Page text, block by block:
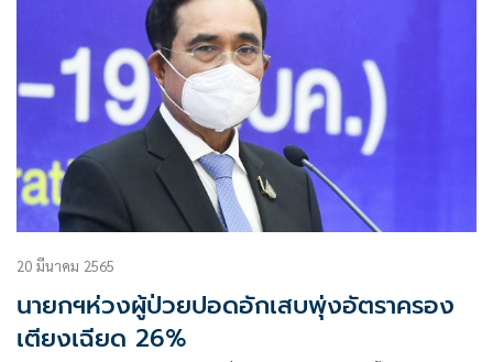
20 มีนาคม 2565
นายกฯห่วงผู้ป่วยปอดอักเสบพุ่งอัตราครอง
เตียงเฉียด 26%